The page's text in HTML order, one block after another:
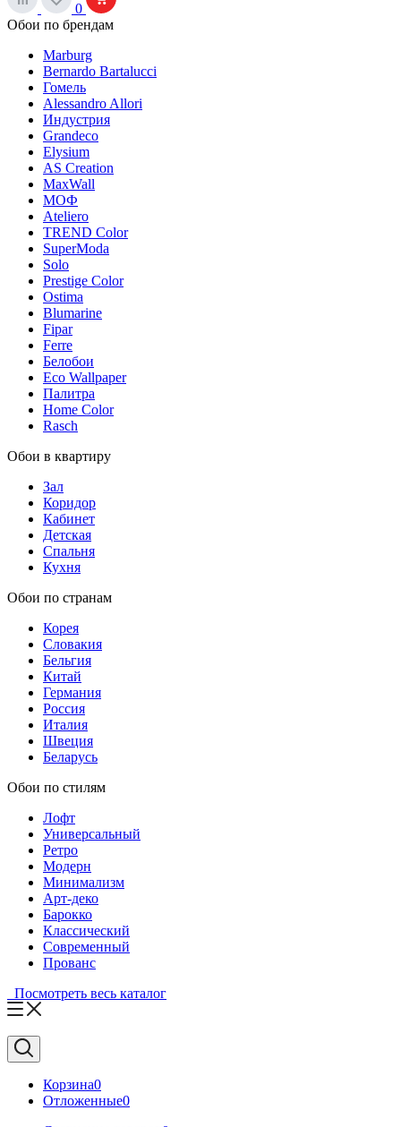
0
Обои по брендам
Marburg
Bernardo Bartalucci
Гомель
Alessandro Allori
Индустрия
Grandeco
Elysium
AS Creation
MaxWall
МОФ
Ateliero
TREND Color
SuperModa
Solo
Prestige Color
Ostima
Blumarine
Fipar
Ferre
Белобои
Eco Wallpaper
Палитра
Home Color
Rasch
Обои в квартиру
Зал
Коридор
Кабинет
Детская
Спальня
Кухня
Обои по странам
Корея
Словакия
Бельгия
Китай
Германия
Россия
Италия
Швеция
Беларусь
Обои по стилям
Лофт
Универсальный
Ретро
Модерн
Минимализм
Арт-деко
Барокко
Классический
Современный
Прованс
Посмотреть весь каталог
Корзина0
Отложенные0